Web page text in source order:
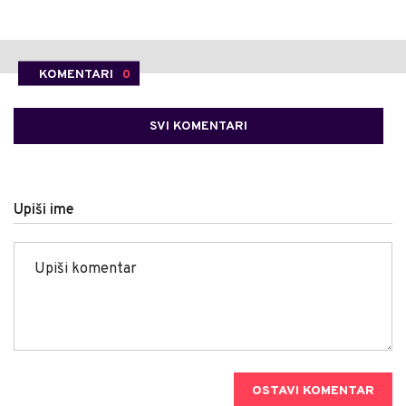
KOMENTARI 0
SVI KOMENTARI
Upiši ime
OSTAVI KOMENTAR